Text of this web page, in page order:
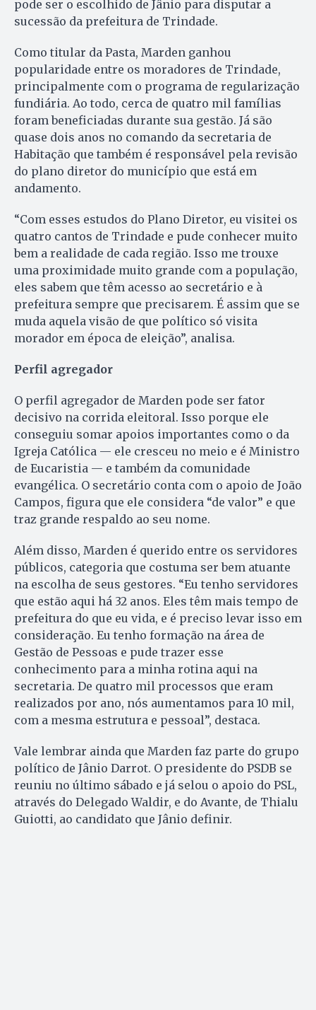
pode ser o escolhido de Jânio para disputar a
sucessão da prefeitura de Trindade.
Como titular da Pasta, Marden ganhou
popularidade entre os moradores de Trindade,
principalmente com o programa de regularização
fundiária. Ao todo, cerca de quatro mil famílias
foram beneficiadas durante sua gestão. Já são
quase dois anos no comando da secretaria de
Habitação que também é responsável pela revisão
do plano diretor do município que está em
andamento.
“Com esses estudos do Plano Diretor, eu visitei os
quatro cantos de Trindade e pude conhecer muito
bem a realidade de cada região. Isso me trouxe
uma proximidade muito grande com a população,
eles sabem que têm acesso ao secretário e à
prefeitura sempre que precisarem. É assim que se
muda aquela visão de que político só visita
morador em época de eleição”, analisa.
Perfil agregador
O perfil agregador de Marden pode ser fator
decisivo na corrida eleitoral. Isso porque ele
conseguiu somar apoios importantes como o da
Igreja Católica — ele cresceu no meio e é Ministro
de Eucaristia — e também da comunidade
evangélica. O secretário conta com o apoio de João
Campos, figura que ele considera “de valor” e que
traz grande respaldo ao seu nome.
Além disso, Marden é querido entre os servidores
públicos, categoria que costuma ser bem atuante
na escolha de seus gestores. “Eu tenho servidores
que estão aqui há 32 anos. Eles têm mais tempo de
prefeitura do que eu vida, e é preciso levar isso em
consideração. Eu tenho formação na área de
Gestão de Pessoas e pude trazer esse
conhecimento para a minha rotina aqui na
secretaria. De quatro mil processos que eram
realizados por ano, nós aumentamos para 10 mil,
com a mesma estrutura e pessoal”, destaca.
Vale lembrar ainda que Marden faz parte do grupo
político de Jânio Darrot. O presidente do PSDB se
reuniu no último sábado e já selou o apoio do PSL,
através do Delegado Waldir, e do Avante, de Thialu
Guiotti, ao candidato que Jânio definir.